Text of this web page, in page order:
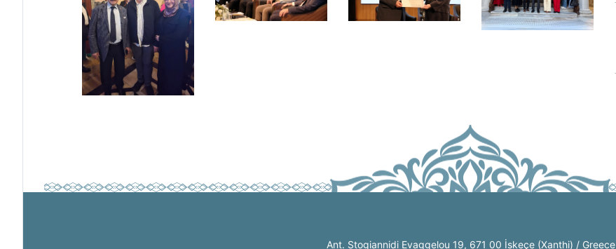
Ant. Stogiannidi Evaggelou 19, 671 00 İskeçe (Xanthi) / Greece